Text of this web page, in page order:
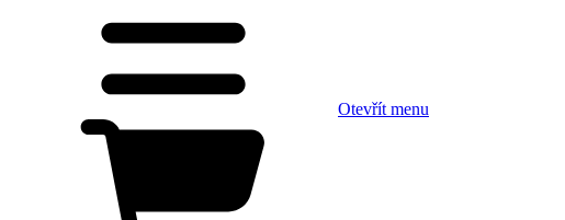
Otevřít menu